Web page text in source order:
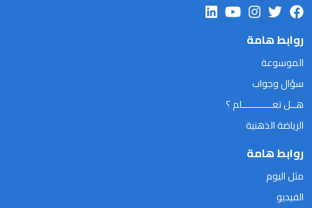
روابط هامة
الموسوعة
سؤال وجواب
هــل تعـــــــــــلم ؟
الرياضة الذهنية
روابط هامة
مثل اليوم
الفيديو